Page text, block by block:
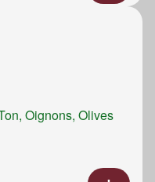
Oignons, Olives